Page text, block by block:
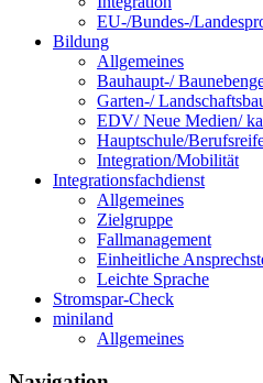
EU-/Bundes-/
Bildung
Allgemeines
Bauhaupt-/
Garten-/
EDV/ Neue Medien/
Hauptschule/
Integration/Mobilität
Integrationsfachdienst
Allgemeines
Zielgruppe
Fallmanagement
Einheitliche
Leichte Sprache
Stromspar-Check
miniland
Allgemeines